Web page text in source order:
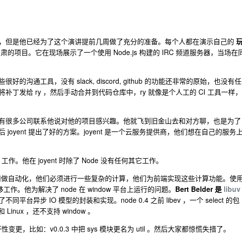
但是他已经为了这个演讲提前几周做了充分的准备。每个人都在演示自己的
的项目。它在现场展示了一个使用 Node.js 构建的 IRC 频道服务器，当场在
很好的沟通工具，没有 slack, discord, github 的功能还非常的原始，也没有任
丁发给 ry ，然后手动合并到代码仓库中，ry 就像是个人工的 CI 工具一样，
很多公司联系他说对他的项目感兴趣。他就飞到旧金山去和对方聊，也是为了
joyent 提出了好的方案。joyent 是一个云服务提供商，他们想在自己的服务
作。他在 joyent 时除了 Node 没有任何其它工作。
自动化，他们必须进行一些复杂的计算，他们为前端实现这些计算功能。使
作。他为解决了 node 在 window 平台上运行的问题。 Bert Belder 是 libuv
不同平台异步 IO 模型的封装和实现。node 0.4 之前 libev ，一个 select 的包
Linux ，还不支持 window 。
变更，比如：v0.0.3 中把 sys 模块更名为 util 。然后大家都惊慌失措了。